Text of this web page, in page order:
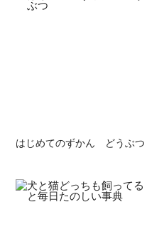
はじめてのずかん どうぶつ